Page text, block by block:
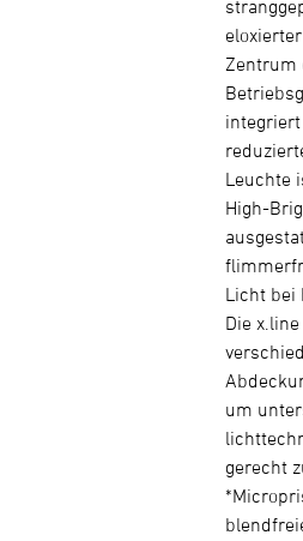
Zentrum
Leuchte
High-
Licht bei
Die
um
gerecht